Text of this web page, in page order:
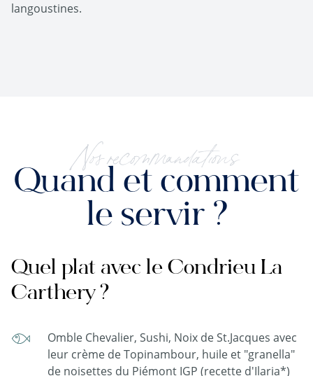
langoustines.
Nos recommandations
Quand et comment
le servir ?
Quel plat avec le Condrieu La
Carthery ?
Omble Chevalier, Sushi, Noix de St.Jacques avec
leur crème de Topinambour, huile et "granella"
de noisettes du Piémont IGP (recette d'Ilaria*)